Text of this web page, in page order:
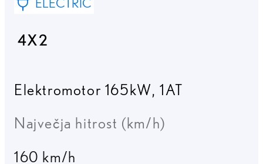
4X2
Elektromotor 165kW,1AT
Največja hitrost (km/h)
160 km/h